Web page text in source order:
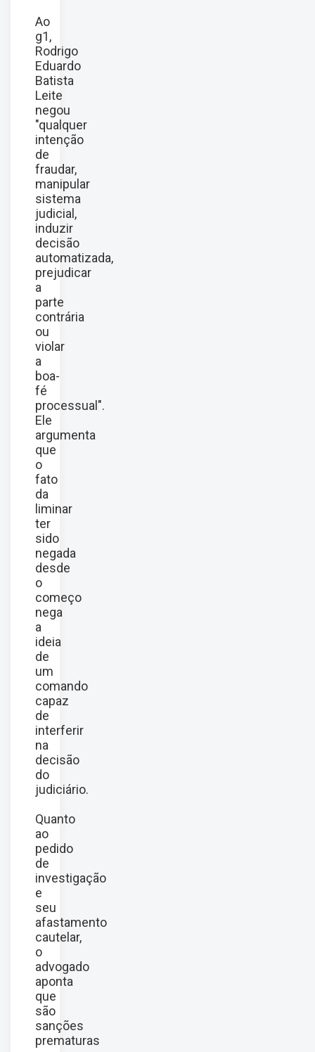
Ao
g1,
Rodrigo
Eduardo
Batista
Leite
negou
"qualquer
intenção
de
fraudar,
manipular
sistema
judicial,
induzir
decisão
automatizada,
prejudicar
a
parte
contrária
ou
violar
a
boa-
fé
processual".
Ele
argumenta
que
o
fato
da
liminar
ter
sido
negada
desde
o
começo
nega
a
ideia
de
um
comando
capaz
de
interferir
na
decisão
do
judiciário.
Quanto
ao
pedido
de
investigação
e
seu
afastamento
cautelar,
o
advogado
aponta
que
são
sanções
prematuras